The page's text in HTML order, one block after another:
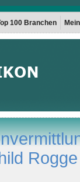
100 Branchen
Rogge